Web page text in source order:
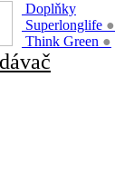
Doplňky
Superlonglife ●
Think Green ●